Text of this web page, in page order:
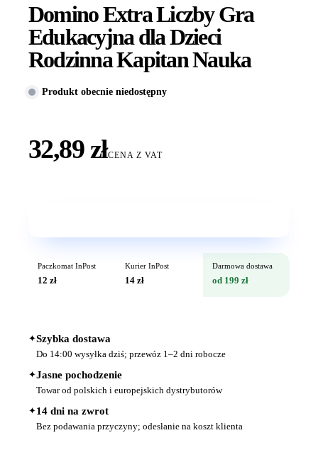
Domino Extra Liczby Gra
Edukacyjna dla Dzieci
Rodzinna Kapitan Nauka
Produkt obecnie niedostępny
32,89 złCENA Z VAT
Paczkomat InPost
12 zł
Kurier InPost
14 zł
Darmowa dostawa
od 199 zł
✦Szybka dostawa
Do 14:00 wysyłka dziś; przewóz 1–2 dni robocze
✦Jasne pochodzenie
Towar od polskich i europejskich dystrybutorów
✦14 dni na zwrot
Bez podawania przyczyny; odesłanie na koszt klienta